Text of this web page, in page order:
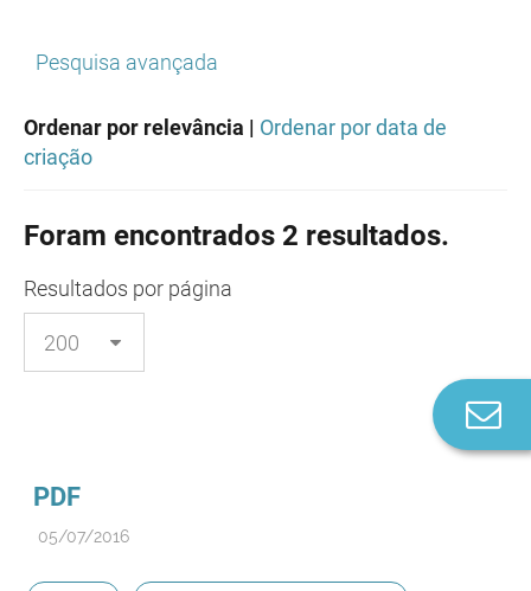
Pesquisa avançada
Ordenar por relevância | Ordenar por data de
criação
Foram encontrados 2 resultados.
Resultados por página
PDF
05/07/2016